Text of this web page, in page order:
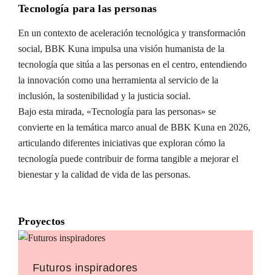
Tecnología para las personas
En un contexto de aceleración tecnológica y transformación
social, BBK Kuna impulsa una visión humanista de la
tecnología que sitúa a las personas en el centro, entendiendo
la innovación como una herramienta al servicio de la
inclusión, la sostenibilidad y la justicia social.
Bajo esta mirada, «Tecnología para las personas» se
convierte en la temática marco anual de BBK Kuna en 2026,
articulando diferentes iniciativas que exploran cómo la
tecnología puede contribuir de forma tangible a mejorar el
bienestar y la calidad de vida de las personas.
Proyectos
Futuros inspiradores